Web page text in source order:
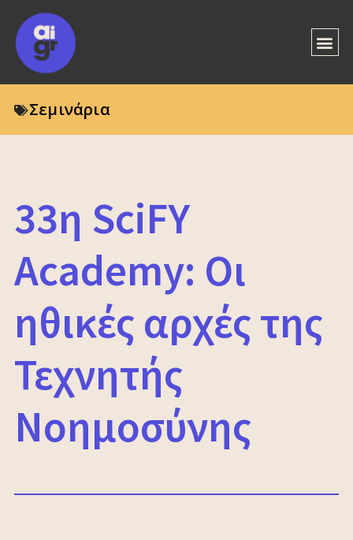
Σεμινάρια
33η SciFY
Academy: Οι
ηθικές αρχές της
Τεχνητής
Νοημοσύνης